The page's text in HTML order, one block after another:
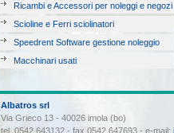
Ricambi e Accessori per noleggi e negozi
Scioline e Ferri sciolinatori
Speedrent Software gestione noleggio
Macchinari usati
Albatros srl
Via Grieco 13 - 40026 imola (bo)
tel. 0542 643132 - fax 0542 647693 - e-mail: